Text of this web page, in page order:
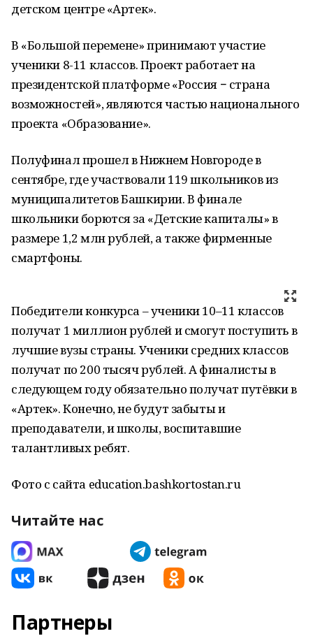
детском центре «Артек».
В «Большой перемене» принимают участие
ученики 8-11 классов. Проект работает на
президентской платформе «Россия − страна
возможностей», являются частью национального
проекта «Образование».
Полуфинал прошел в Нижнем Новгороде в
сентябре, где участвовали 119 школьников из
муниципалитетов Башкирии. В финале
школьники борются за «Детские капиталы» в
размере 1,2 млн рублей, а также фирменные
смартфоны.
Победители конкурса – ученики 10–11 классов
получат 1 миллион рублей и смогут поступить в
лучшие вузы страны. Ученики средних классов
получат по 200 тысяч рублей. А финалисты в
следующем году обязательно получат путёвки в
«Артек». Конечно, не будут забыты и
преподаватели, и школы, воспитавшие
талантливых ребят.
Фото с сайта education.bashkortostan.ru
Читайте нас
Партнеры